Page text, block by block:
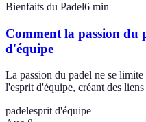
Bienfaits du Padel6 min
Comment la passion du
d'équipe
La passion du padel ne se
l'esprit d'équipe, créant des
padelesprit d'équipe